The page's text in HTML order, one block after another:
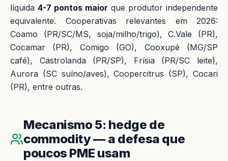
líquida 4-7 pontos maior que produtor independente
equivalente. Cooperativas relevantes em 2026:
Coamo (PR/SC/MS, soja/milho/trigo), C.Vale (PR),
Cocamar (PR), Comigo (GO), Cooxupé (MG/SP
café), Castrolanda (PR/SP), Frísia (PR/SC leite),
Aurora (SC suíno/aves), Coopercitrus (SP), Cocari
(PR), entre outras.
Mecanismo 5: hedge de
commodity — a defesa que
poucos PME usam